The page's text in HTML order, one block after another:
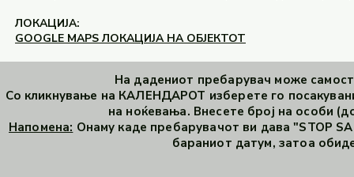
ЛОКАЦИЈА:
GOOGLE MAPS ЛОКАЦИЈА НА ОБЈЕКТОТ
На дадениот пребарувач може
Со кликнување на КАЛЕНДАРОТ изберете го
на ноќевања. Внесете број на особи
Напомена: Онаму каде пребарувачот ви дава "STOP
бараниот датум, затоа